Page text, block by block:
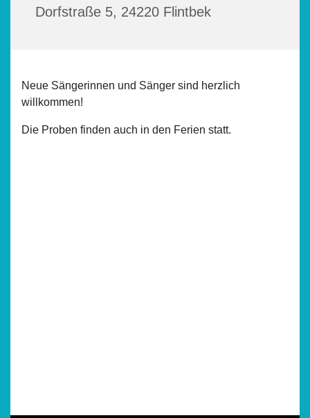
Dorfstraße 5, 24220 Flintbek
Neue Sängerinnen und Sänger sind herzlich
willkommen!
Die Proben finden auch in den Ferien statt.